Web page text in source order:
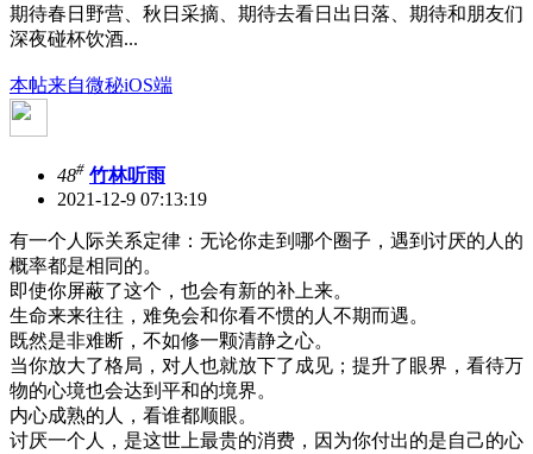
期待春日野营、秋日采摘、期待去看日出日落、期待和朋友们
深夜碰杯饮酒...
本帖来自微秘iOS端
48# 竹林听雨
2021-12-9 07:13:19
有一个人际关系定律：无论你走到哪个圈子，遇到讨厌的人的
概率都是相同的。
即使你屏蔽了这个，也会有新的补上来。
生命来来往往，难免会和你看不惯的人不期而遇。
既然是非难断，不如修一颗清静之心。
当你放大了格局，对人也就放下了成见；提升了眼界，看待万
物的心境也会达到平和的境界。
内心成熟的人，看谁都顺眼。
讨厌一个人，是这世上最贵的消费，因为你付出的是自己的心